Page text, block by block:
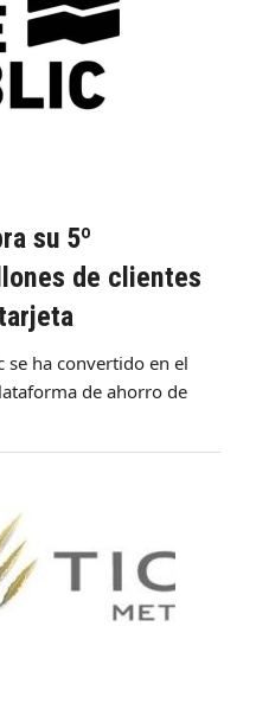
su 5º
de clientes
se ha convertido en el
de ahorro de